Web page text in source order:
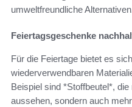
umweltfreundliche
Feiertagsgeschenke
Für die Feiertage bietet es
wiederverwendbaren
Beispiel sind *Stoffbeutel*,
aussehen, sondern auch